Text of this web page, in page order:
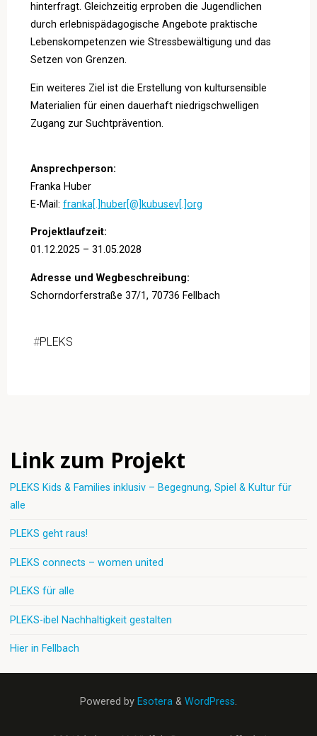
hinterfragt. Gleichzeitig erproben die Jugendlichen
durch erlebnispädagogische Angebote praktische
Lebenskompetenzen wie Stressbewältigung und das
Setzen von Grenzen.
Ein weiteres Ziel ist die Erstellung von kultursensible
Materialien für einen dauerhaft niedrigschwelligen
Zugang zur Suchtprävention.
Ansprechperson:
Franka Huber
E-Mail: franka[.]huber[@]kubusev[.]org
Projektlaufzeit:
01.12.2025 – 31.05.2028
Adresse und Wegbeschreibung:
Schorndorferstraße 37/1, 70736 Fellbach
#PLEKS
Link zum Projekt
PLEKS Kids & Families inklusiv – Begegnung, Spiel & Kultur für
alle
PLEKS geht raus!
PLEKS connects – women united
PLEKS für alle
PLEKS-ibel Nachhaltigkeit gestalten
Hier in Fellbach
Powered by Esotera & WordPress.